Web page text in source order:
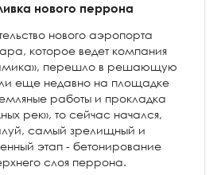
нового перрона
нового аэропорта
которое ведет компания
перешло в решающую
еще недавно на площадке
работы и прокладка
рек», то сейчас начался,
самый зрелищный и
этап - бетонирование
слоя перрона.